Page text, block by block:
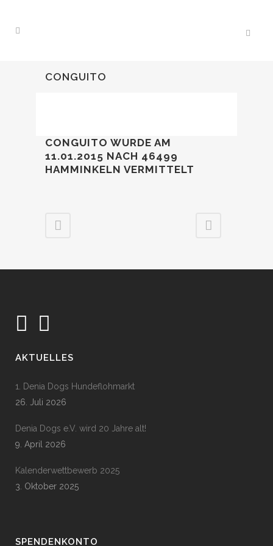
CONGUITO
CONGUITO WURDE AM
11.01.2015 NACH 46499
HAMMINKELN VERMITTELT
AKTUELLES
1. Denia Dogs Hundeflohmarkt
26. Juli 2026
Denia Dogs e.V. wird 20 Jahre alt!
9. April 2026
Kalenderwettbewerb 2025
3. Oktober 2025
SPENDENKONTO